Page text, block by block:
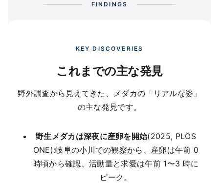
FINDINGS
KEY DISCOVERIES
これまでの主な発見
野外調査から見えてきた、メダカの「リアルな姿」
の主な発見です。
野生メダカは深夜に産卵を開始(2025, PLOS
ONE):岐阜の小川での観察から、産卵は午前 0
時頃から確認、活動量と求愛は午前 1〜3 時に
ピーク。